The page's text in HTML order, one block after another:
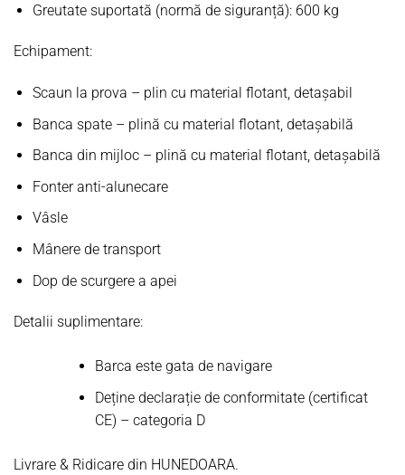
Greutate suportată (normă de siguranță): 600 kg
Echipament:
Scaun la prova – plin cu material flotant, detașabil
Banca spate – plină cu material flotant, detașabilă
Banca din mijloc – plină cu material flotant, detașabilă
Fonter anti-alunecare
Vâsle
Mânere de transport
Dop de scurgere a apei
Detalii suplimentare:
Barca este gata de navigare
Deține declarație de conformitate (certificat
CE) – categoria D
Livrare & Ridicare din HUNEDOARA.